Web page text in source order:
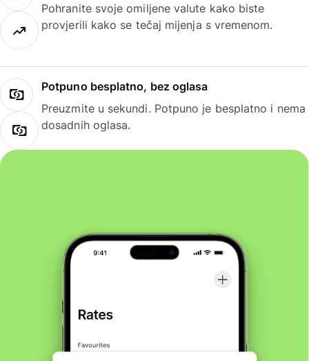
Pohranite svoje omiljene valute kako biste
provjerili kako se tečaj mijenja s vremenom.
Potpuno besplatno, bez oglasa
Preuzmite u sekundi. Potpuno je besplatno i nema
dosadnih oglasa.